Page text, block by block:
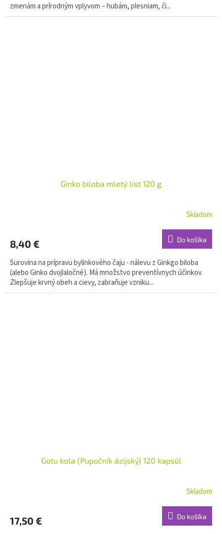
zmenám a prírodným vplyvom – hubám, plesniam, či...
Ginko biloba mletý list 120 g
Skladom
8,40 € Do košíka
Surovina na prípravu bylinkového čaju - nálevu z Ginkgo biloba
(alebo Ginko dvojlaločné). Má množstvo preventívnych účinkov.
Zlepšuje krvný obeh a cievy, zabraňuje vzniku...
Gotu kola (Pupočník ázijský) 120 kapsúl
Skladom
17,50 € Do košíka